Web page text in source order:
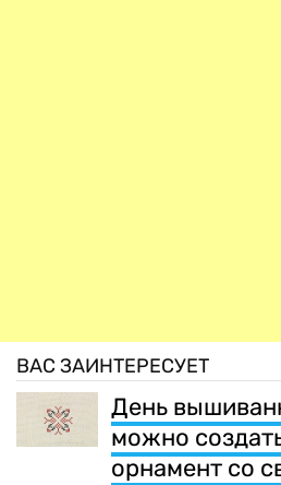
ВАС ЗАИНТЕРЕСУЕТ
День
можно
орнамент со